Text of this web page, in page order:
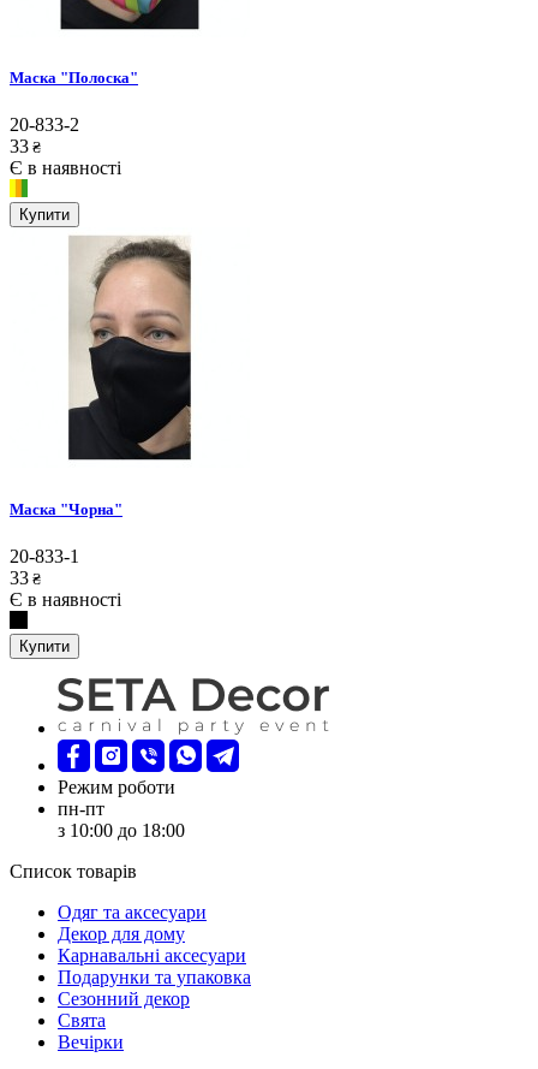
Маска "Полоска"
20-833-2
33 ₴
Є в наявності
Купити
Маска "Чорна"
20-833-1
33 ₴
Є в наявності
Купити
Режим роботи
пн-пт
з 10:00 до 18:00
Список товарів
Oдяг та аксесуари
Декор для дому
Карнавальні аксесуари
Подарунки та упаковка
Сезонний декор
Свята
Вечірки